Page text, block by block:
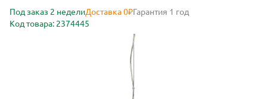
Под заказ 2 неделиДоставка 0₽Гарантия 1 год
Код товара: 2374445